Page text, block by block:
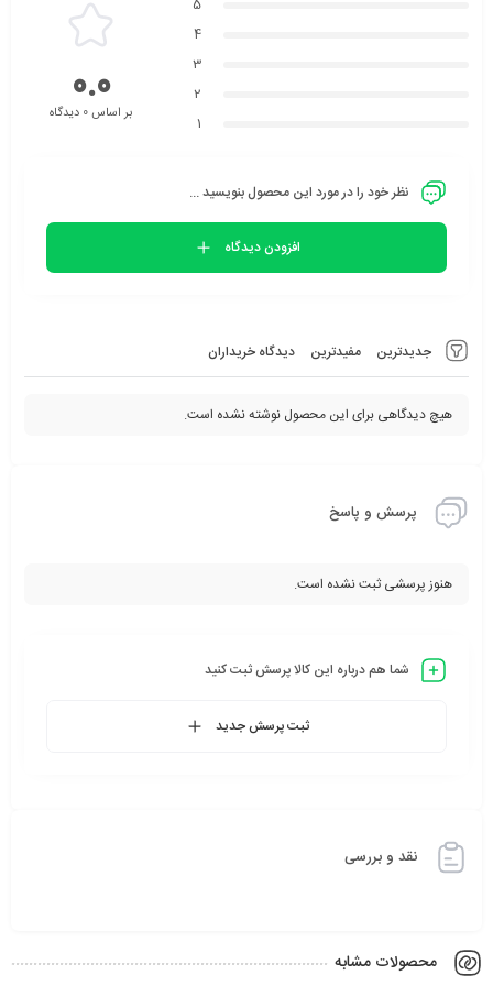
جدیدترین مفیدترین دیدگاه خریداران
هیچ دیدگاهی برای این محصول نوشته نشده است.
5
4
3
2
1
0.0بر اساس 0 دیدگاه
نظر خود را در مورد این محصول بنویسید ...
افزودن دیدگاه
پرسش و پاسخ
هنوز پرسشی ثبت نشده است.
شما هم درباره این کالا پرسش ثبت کنید
ثبت پرسش جدید
نقد و بررسی
محصولات مشابه